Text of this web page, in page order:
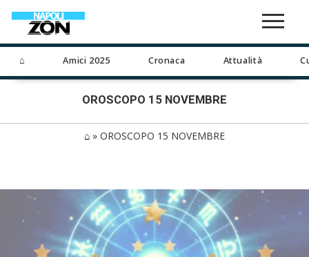
⌂ Amici 2025 Cronaca Attualità
OROSCOPO 15 NOVEMBRE
⌂ » OROSCOPO 15 NOVEMBRE